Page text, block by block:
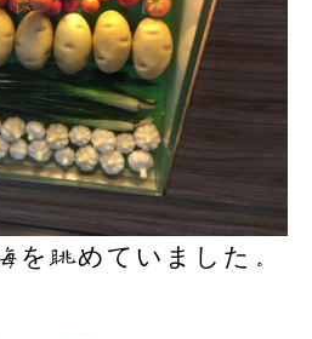
を眺めていました。